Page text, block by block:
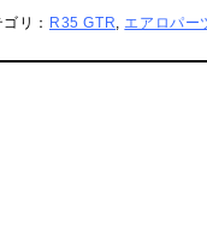
リ： R35 GTR, エアロパー